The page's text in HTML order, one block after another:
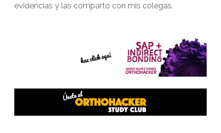
evidencias y las comparto con mis colegas.